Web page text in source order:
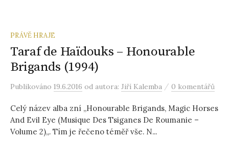
PRÁVĚ HRAJE
Taraf de Haïdouks – Honourable
Brigands (1994)
Publikováno 19.6.2016 od autora: Jiří Kalemba / 0 komentářů
Celý název alba zní „Honourable Brigands, Magic Horses
And Evil Eye (Musique Des Tsiganes De Roumanie –
Volume 2)„. Tím je řečeno téměř vše. N...